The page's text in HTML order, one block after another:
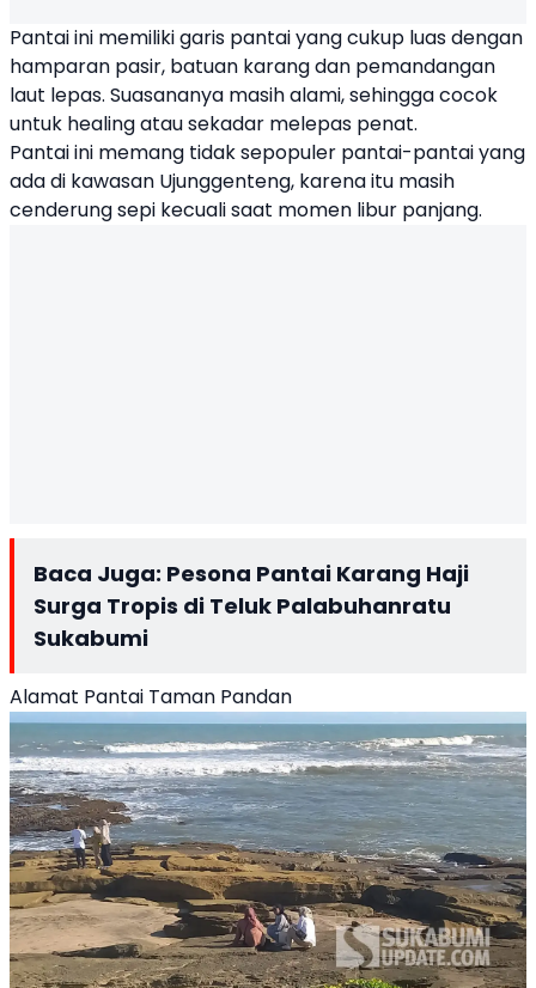
Pantai ini memiliki garis pantai yang cukup luas dengan
hamparan pasir, batuan karang dan pemandangan
laut lepas. Suasananya masih alami, sehingga cocok
untuk healing atau sekadar melepas penat.
Pantai ini memang tidak sepopuler pantai-pantai yang
ada di kawasan Ujunggenteng, karena itu masih
cenderung sepi kecuali saat momen libur panjang.
Baca Juga: Pesona Pantai Karang Haji
Surga Tropis di Teluk Palabuhanratu
Sukabumi
Alamat Pantai Taman Pandan